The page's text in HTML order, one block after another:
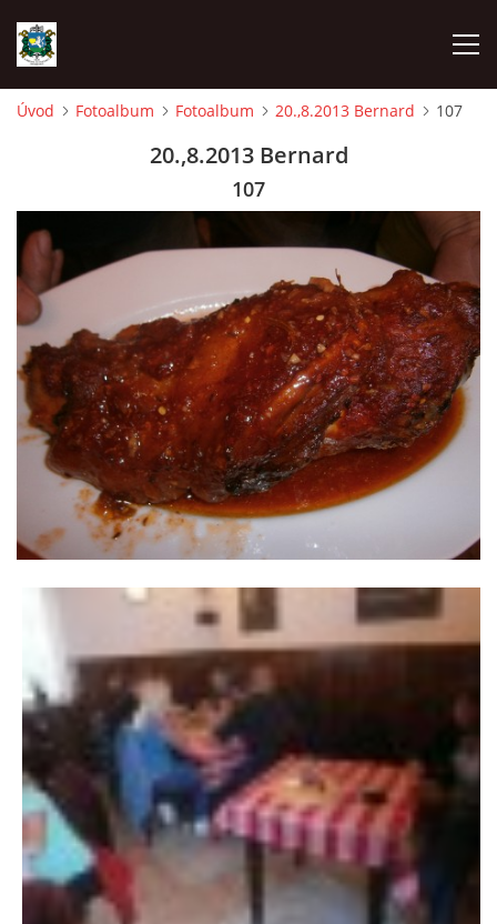
LÁVKA
FICHTLCUP
PŘIHLAŠOVACÍ FORMULÁŘ NA FICHTLCUP 2026
LISTINA PŘIHLÁŠENÝCH ZÁVODNÍKŮ FICHTLCUP 2026
VÝSLEDKY 19. ROČNÍKU LICOMĚLICKÉHO FICHTLCUPU
BRIGÁDY
SEZNAM ČLENŮ SDH
MLADÍ HASIČI
LETNÍ AREÁL U NÁDRŽKY
Úvod Fotoalbum Fotoalbum 20.,8.2013 Bernard 107
20.,8.2013 Bernard
107